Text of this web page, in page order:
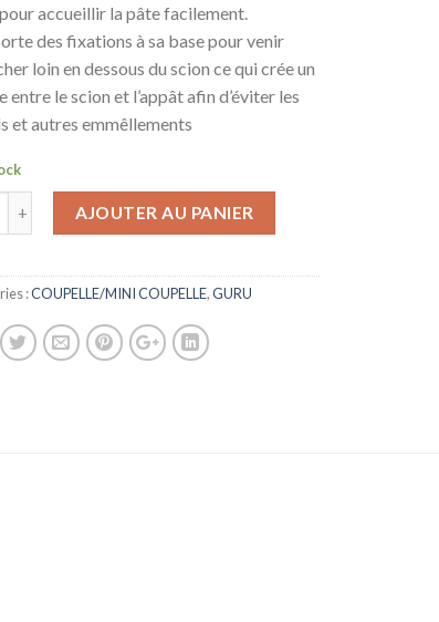
accueillir la pâte facilement.
des fixations à sa base pour venir
loin en dessous du scion ce qui crée un
entre le scion et l’appât afin d’éviter les
et autres emmêllements
AJOUTER AU PANIER
:COUPELLE/MINI COUPELLE,GURU